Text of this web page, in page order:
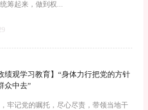
筹起来，做到权...
绩观学习教育】“身体力行把党的方针
众中去”
牢记党的嘱托，尽心尽责，带领当地干